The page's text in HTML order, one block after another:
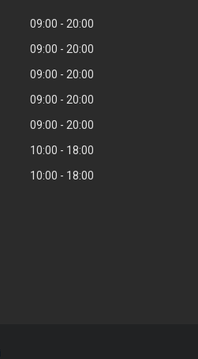
09:00
20:00
09:00
20:00
09:00
20:00
09:00
20:00
09:00
20:00
10:00
18:00
10:00 18:00